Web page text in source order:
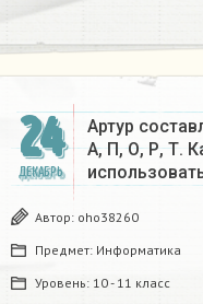
24
ДЕКАБРЬ
Артур
А, П, О, Р, Т.
Автор: oho38260
Предмет: Информатика
Уровень: 10 - 11 класс